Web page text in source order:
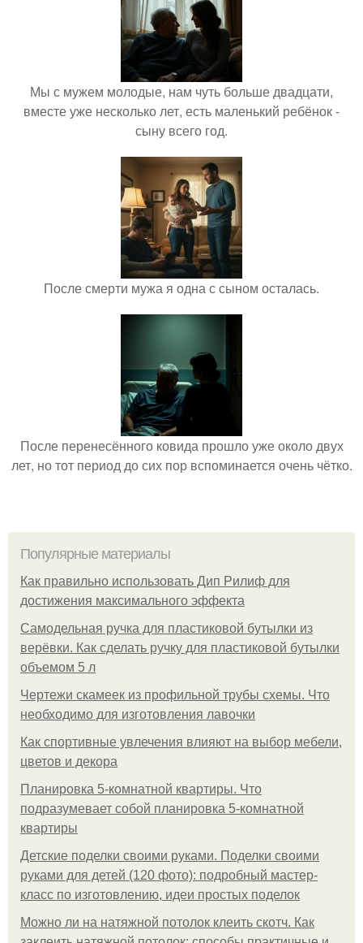
Мы с мужем молодые, нам чуть больше двадцати,
вместе уже несколько лет, есть маленький ребёнок -
сыну всего год.
После смерти мужа я одна с сыном осталась.
После перенесённого ковида прошло уже около двух
лет, но тот период до сих пор вспоминается очень чётко.
Популярные материалы
Как правильно использовать Дип Рилиф для
достижения максимального эффекта
Самодельная ручка для пластиковой бутылки из
верёвки. Как сделать ручку для пластиковой бутылки
объемом 5 л
Чертежи скамеек из профильной трубы схемы. Что
необходимо для изготовления лавочки
Как спортивные увлечения влияют на выбор мебели,
цветов и декора
Планировка 5-комнатной квартиры. Что
подразумевает собой планировка 5-комнатной
квартиры
Детские поделки своими руками. Поделки своими
руками для детей (120 фото): подробный мастер-
класс по изготовлению, идеи простых поделок
Можно ли на натяжной потолок клеить скотч. Как